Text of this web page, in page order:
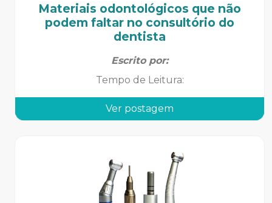
Materiais odontológicos que não
podem faltar no consultório do
dentista
Escrito por:
Tempo de Leitura:
Ver postagem